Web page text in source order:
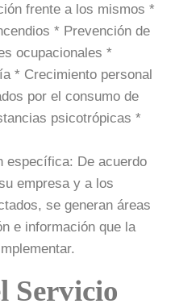
frente a los mismos *
* Prevención de
ocupacionales *
* Crecimiento personal
por el consumo de
psicotrópicas *
específica: De acuerdo
empresa y a los
se generan áreas
e información que la
Servicio